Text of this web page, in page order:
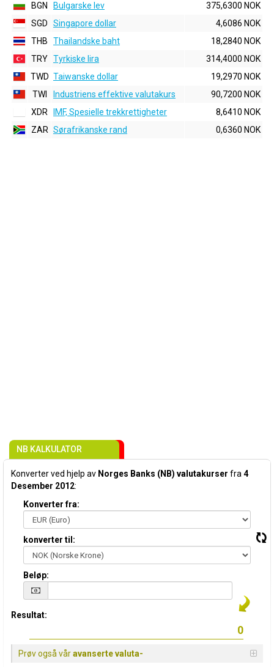
BGN
Bulgarske lev
375,6300 NOK
SGD
Singapore dollar
4,6086 NOK
THB
Thailandske baht
18,2840 NOK
TRY Tyrkiske lira
314,4000 NOK
TWD Taiwanske dollar
19,2970 NOK
TWI
Industriens effektive valutakurs
90,7200 NOK
XDR
IMF, Spesielle trekkrettigheter
8,6410 NOK
ZAR Sørafrikanske rand 0,6360 NOK
NB KALKULATOR
Konverter ved hjelp av Norges Banks (NB) valutakurser fra 4
Desember 2012:
Konverter fra:
konverter til:
Beløp:
Resultat:
Prøv også våravanserte valuta-